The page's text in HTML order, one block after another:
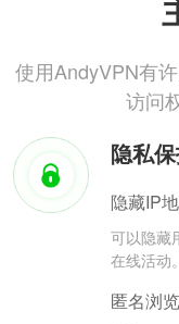
使用AndyVPN有
访问
隐私
隐藏IP
可以隐藏
在线活动。
匿名浏览